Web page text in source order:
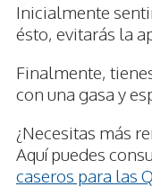
Inicialmente
ésto, evitarás la
Finalmente,
con una gasa y
¿Necesitas más
Aquí puedes
caseros para las